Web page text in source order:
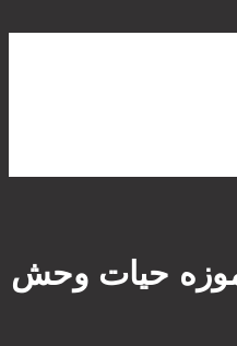
موزه حیات وحش